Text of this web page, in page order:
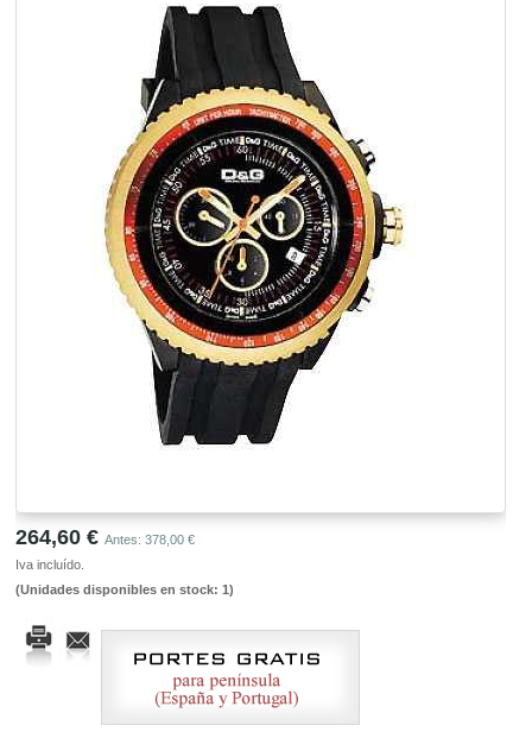
264,60 € Antes: 378,00 €
Iva incluído.
(Unidades disponibles en stock: 1)